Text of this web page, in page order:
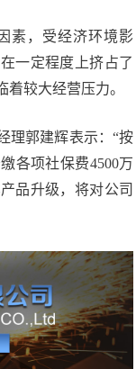
素，受经济环境影
一定程度上挤占了
较大经营压力。
理郭建辉表示：“按
各项社保费4500万
品升级，将对公司